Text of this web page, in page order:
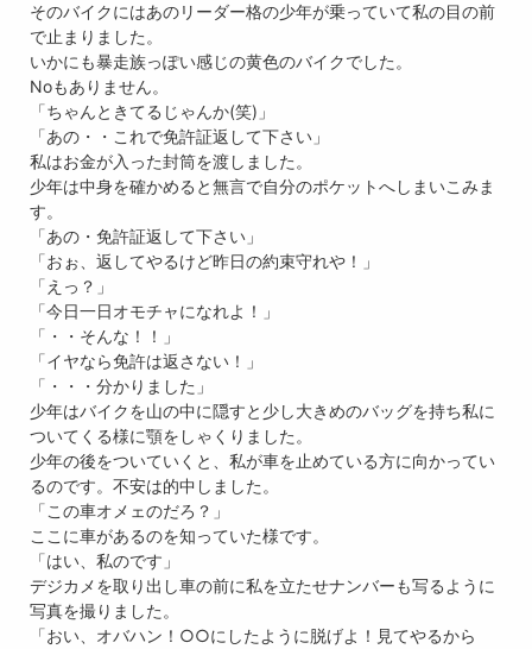
そのバイクにはあのリーダー格の少年が乗っていて私の目の前
で止まりました。
いかにも暴走族っぽい感じの黄色のバイクでした。
Noもありません。
「ちゃんときてるじゃんか(笑)」
「あの・・これで免許証返して下さい」
私はお金が入った封筒を渡しました。
少年は中身を確かめると無言で自分のポケットへしまいこみま
す。
「あの・免許証返して下さい」
「おぉ、返してやるけど昨日の約束守れや！」
「えっ？」
「今日一日オモチャになれよ！」
「・・そんな！！」
「イヤなら免許は返さない！」
「・・・分かりました」
少年はバイクを山の中に隠すと少し大きめのバッグを持ち私に
ついてくる様に顎をしゃくりました。
少年の後をついていくと、私が車を止めている方に向かってい
るのです。不安は的中しました。
「この車オメェのだろ？」
ここに車があるのを知っていた様です。
「はい、私のです」
デジカメを取り出し車の前に私を立たせナンバーも写るように
写真を撮りました。
「おい、オバハン！○○にしたように脱げよ！見てやるから